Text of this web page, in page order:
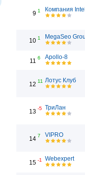
9 1 Компания
10 1 MegaSeo
11 6 Apollo-8
12 11 Лотус Клуб
13 -5 ТриЛан
14 7 VIPRO
15 -1 Webexpert